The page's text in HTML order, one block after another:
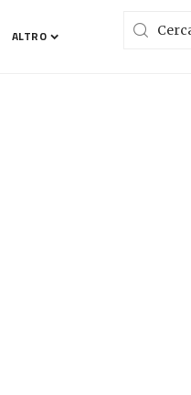
ALTRO